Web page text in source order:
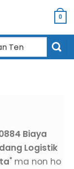
0
Biaya
Logistik
" ma non ho